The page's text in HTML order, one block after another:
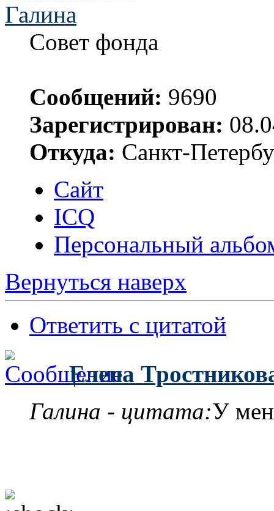
Галина
Совет фонда
Сообщений: 9690
Зарегистрирован:
Откуда: Санкт-
Сайт
ICQ
Персональный
Вернуться наверх
Ответить с цитатой
Елена
Галина - цитата:У